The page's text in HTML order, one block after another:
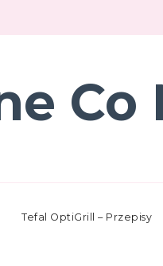
Co
Tefal OptiGrill – Przepisy